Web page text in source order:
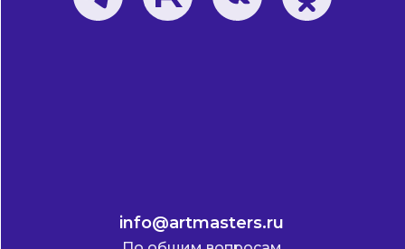
info@artmasters.ru